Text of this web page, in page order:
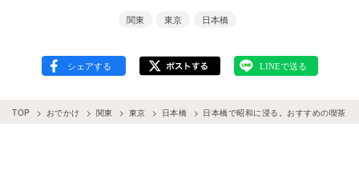
関東 東京 日本橋
TOP おでかけ 関東 東京 日本橋 日本橋で昭和に浸る。おすすめの喫茶店